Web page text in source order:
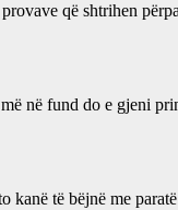
që shtrihen
në fund do e gjeni
të bëjnë me